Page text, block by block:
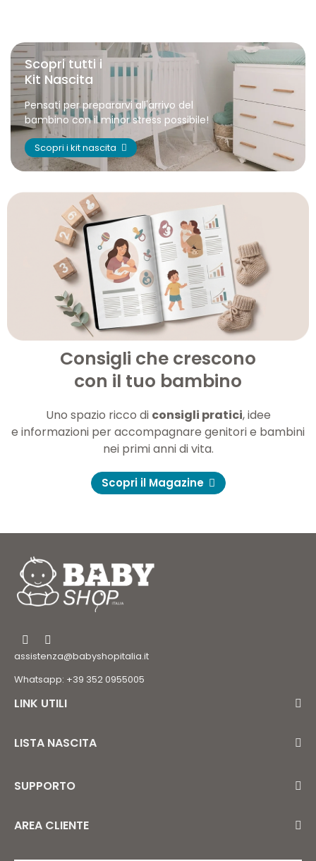
Scopri tutti i
Kit Nascita
Pensati per prepararvi all'arrivo del
bambino con il minor stress possibile!
Scopri i kit nascita
Consigli che crescono
con il tuo bambino
Uno spazio ricco di consigli pratici, idee
e informazioni per accompagnare genitori e bambini
nei primi anni di vita.
Scopri il Magazine
assistenza@babyshopitalia.it
Whatsapp: +39 352 0955005
LINK UTILI
LISTA NASCITA
SUPPORTO
AREA CLIENTE